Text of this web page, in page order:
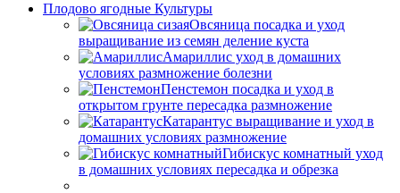
Плодово ягодные Культуры
Овсяница посадка и уход
выращивание из семян деление куста
Амариллис уход в домашних
условиях размножение болезни
Пенстемон посадка и уход в
открытом грунте пересадка размножение
Катарантус выращивание и уход в
домашних условиях размножение
Гибискус комнатный уход
в домашних условиях пересадка и обрезка